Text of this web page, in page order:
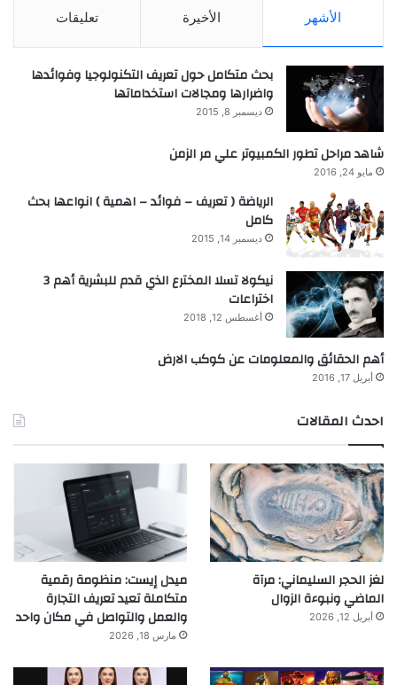
الأشهر الأخيرة تعليقات
بحث متكامل حول تعريف التكنولوجيا وفوائدها
واضرارها ومجالات استخداماتها
ديسمبر 8, 2015
شاهد مراحل تطور الكمبيوتر علي مر الزمن
مايو 24, 2016
الرياضة ( تعريف – فوائد – اهمية ) انواعها بحث
كامل
ديسمبر 14, 2015
نيكولا تسلا المخترع الذي قدم للبشرية أهم 3
اختراعات
أغسطس 12, 2018
أهم الحقائق والمعلومات عن كوكب الارض
أبريل 17, 2016
احدث المقالات
لغز الحجر السليماني: مرآة
الماضي ونبوءة الزوال
أبريل 12, 2026
ميدل إيست: منظومة رقمية
متكاملة تعيد تعريف التجارة
والعمل والتواصل في مكان واحد
مارس 18, 2026